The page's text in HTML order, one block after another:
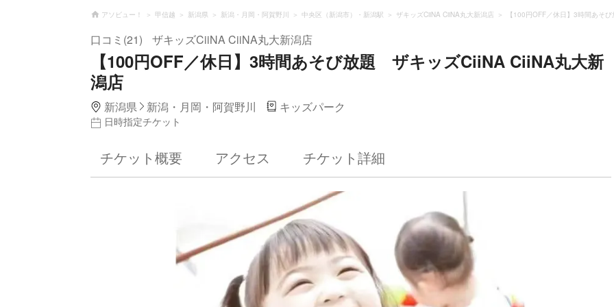
アソビュー！ 甲信越 新潟県 新潟・月岡・阿賀野川 中央区（新潟市）・新潟駅 ザキッズCiiNA CiiNA丸大新潟店 【100円OFF／休日】3時間あそ
口コミ(21) ザキッズCiiNA CiiNA丸大新潟店
【100円OFF／休日】3時間あそび放題 ザキッズCiiNA CiiNA丸大新
潟店
新潟県 新潟・月岡・阿賀野川 キッズパーク
日時指定チケット
チケット概要 アクセス チケット詳細